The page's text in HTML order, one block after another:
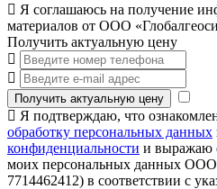
Я соглашаюсь на получение
материалов от ООО
Получить актуальную цену
Получить актуальную цену
Я подтверждаю, что
обработку персональных данных
конфиденциальности и выражаю
моих персональных данных
7714462412) в соответствии с